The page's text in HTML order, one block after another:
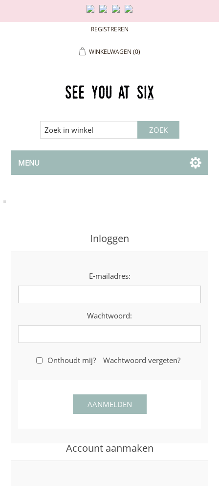
REGISTREREN
WINKELWAGEN (0)
MENU
Inloggen
E-mailadres:
Wachtwoord:
Onthoudt mij? Wachtwoord vergeten?
Account aanmaken